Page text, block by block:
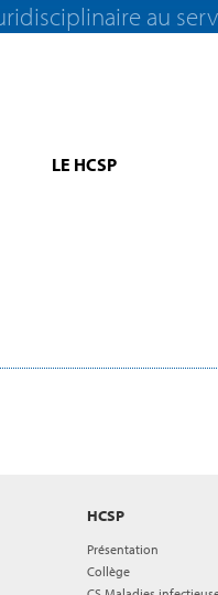
au
LE HCSP
HCSP
Présentation
Collège